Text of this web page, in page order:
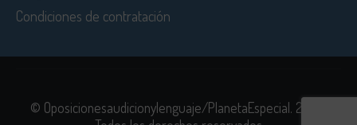
Condiciones de contratación
© Oposicionesaudicionylenguaje/PlanetaEspecial. 2026.